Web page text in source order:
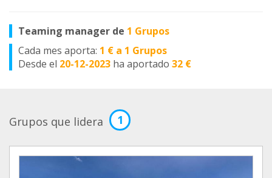
Teaming manager de 1 Grupos
Cada mes aporta: 1 € a 1 Grupos
Desde el 20-12-2023 ha aportado 32 €
Grupos que lidera 1